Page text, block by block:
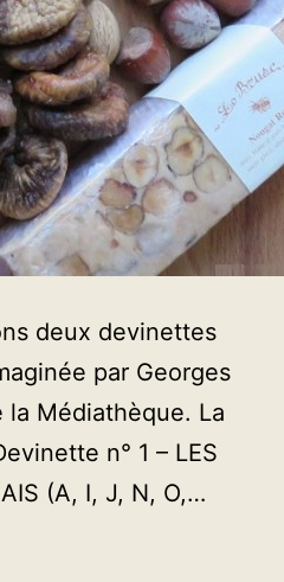
deux devinettes
par Georges
Médiathèque. La
n° 1 – LES
(A, I, J, N, O,…